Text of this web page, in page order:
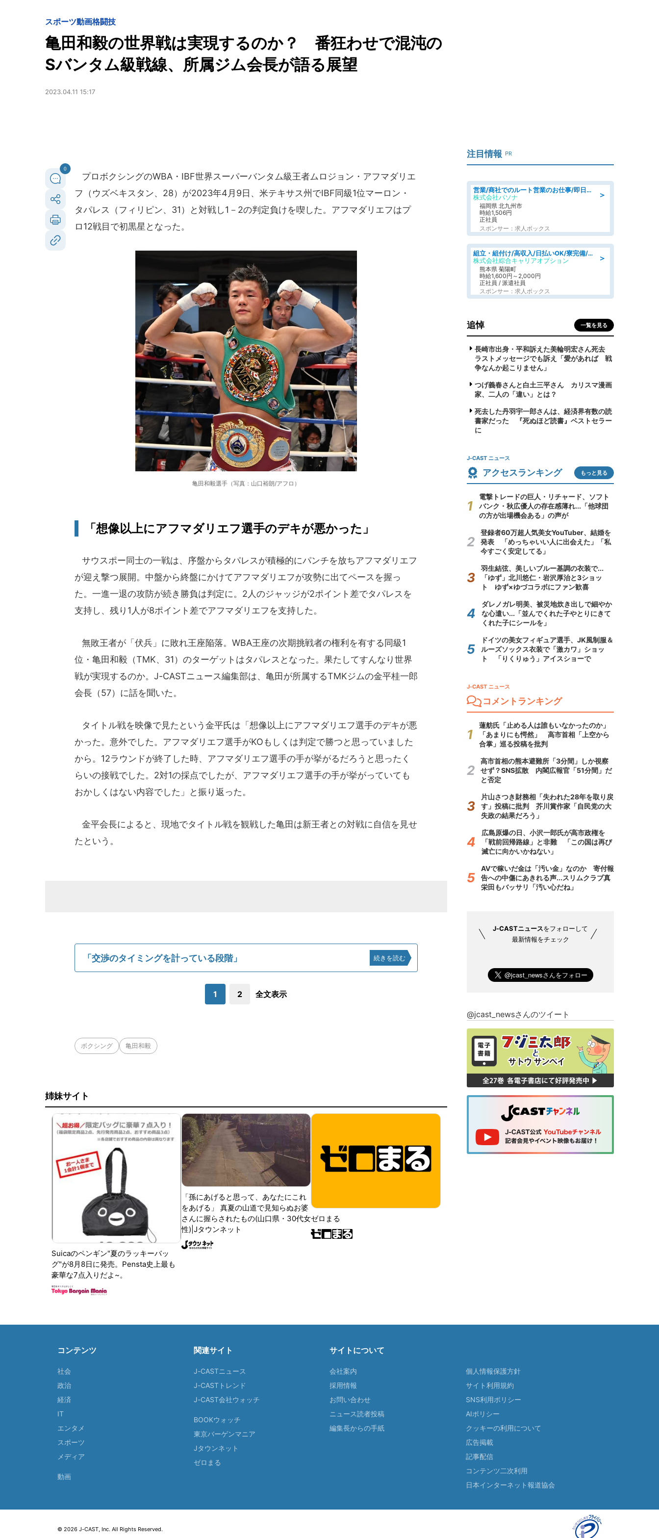
スポーツ動画格闘技
亀田和毅の世界戦は実現するのか？ 番狂わせで混沌の
Sバンタム級戦線、所属ジム会長が語る展望
2023.04.11 15:17
0
プロボクシングのWBA・IBF世界スーパーバンタム級王者ムロジョン・アフマダリエ
フ（ウズベキスタン、28）が2023年4月9日、米テキサス州でIBF同級1位マーロン・
タパレス（フィリピン、31）と対戦し1－2の判定負けを喫した。アフマダリエフはプ
ロ12戦目で初黒星となった。
亀田和毅選手（写真：山口裕朗/アフロ）
「想像以上にアフマダリエフ選手のデキが悪かった」
サウスポー同士の一戦は、序盤からタパレスが積極的にパンチを放ちアフマダリエフ
が迎え撃つ展開。中盤から終盤にかけてアフマダリエフが攻勢に出てペースを握っ
た。一進一退の攻防が続き勝負は判定に。2人のジャッジが2ポイント差でタパレスを
支持し、残り1人が8ポイント差でアフマダリエフを支持した。
無敗王者が「伏兵」に敗れ王座陥落。WBA王座の次期挑戦者の権利を有する同級1
位・亀田和毅（TMK、31）のターゲットはタパレスとなった。果たしてすんなり世界
戦が実現するのか。J-CASTニュース編集部は、亀田が所属するTMKジムの金平桂一郎
会長（57）に話を聞いた。
タイトル戦を映像で見たという金平氏は「想像以上にアフマダリエフ選手のデキが悪
かった。意外でした。アフマダリエフ選手がKOもしくは判定で勝つと思っていました
から。12ラウンドが終了した時、アフマダリエフ選手の手が挙がるだろうと思ったく
らいの接戦でした。2対1の採点でしたが、アフマダリエフ選手の手が挙がっていても
おかしくはない内容でした」と振り返った。
金平会長によると、現地でタイトル戦を観戦した亀田は新王者との対戦に自信を見せ
たという。
「交渉のタイミングを計っている段階」 続きを読む
1 2 全文表示
ボクシング 亀田和毅
姉妹サイト
Suicaのペンギン"夏のラッキーバッ
グ"が8月8日に発売。Pensta史上最も
豪華な7点入りだよ~。
「孫にあげると思って、あなたにこれ
をあげる」 真夏の山道で見知らぬお婆
さんに握らされたもの(山口県・30代女
性)|Jタウンネット
ゼロまる
注目情報 PR
＞
営業/商社でのルート営業のお仕事/即日勤務可/車通勤可/営業
株式会社パソナ
福岡県 北九州市
時給1,506円
正社員
スポンサー：求人ボックス
＞
組立・組付け/高収入/日払いOK/寮完備/交替制/20・30・40代活躍中
株式会社綜合キャリアオプション
熊本県 菊陽町
時給1,600円～2,000円
正社員 / 派遣社員
スポンサー：求人ボックス
追悼 一覧を見る
長崎市出身・平和訴えた美輪明宏さん死去
ラストメッセージでも訴え「愛があれば 戦
争なんか起こりません」
つげ義春さんと白土三平さん カリスマ漫画
家、二人の「違い」とは？
死去した丹羽宇一郎さんは、経済界有数の読
書家だった 『死ぬほど読書』ベストセラー
に
J-CAST ニュース
アクセスランキング もっと見る
電撃トレードの巨人・リチャード、ソフト
バンク・秋広優人の存在感薄れ...「他球団
の方が出場機会ある」の声が
登録者60万超人気美女YouTuber、結婚を
発表 「めっちゃいい人に出会えた」「私
今すごく安定してる」
羽生結弦、美しいブルー基調の衣装で...
「ゆず」北川悠仁・岩沢厚治と3ショッ
ト ゆず×ゆづコラボにファン歓喜
ダレノガレ明美、被災地炊き出しで細やか
な心遣い...「並んでくれた子やとりにきて
くれた子にシールを」
ドイツの美女フィギュア選手、JK風制服＆
ルーズソックス衣装で「激カワ」ショッ
ト 「りくりゅう」アイスショーで
J-CAST ニュース
コメントランキング
蓮舫氏「止める人は誰もいなかったのか」
「あまりにも愕然」 高市首相「上空から
合掌」巡る投稿を批判
高市首相の熊本避難所「3分間」しか視察
せず？SNS拡散 内閣広報官「51分間」だ
と否定
片山さつき財務相「失われた28年を取り戻
す」投稿に批判 芥川賞作家「自民党の大
失政の結果だろう」
広島原爆の日、小沢一郎氏が高市政権を
「戦前回帰路線」と非難 「この国は再び
滅亡に向かいかねない」
AVで稼いだ金は「汚い金」なのか 寄付報
告への中傷にあきれる声...スリムクラブ真
栄田もバッサリ「汚い心だね」
J-CASTニュースをフォローして
最新情報をチェック
@jcast_newsさんのツイート
コンテンツ
社会
政治
経済
IT
エンタメ
スポーツ
メディア
動画
関連サイト
J-CASTニュース
J-CASTトレンド
J-CAST会社ウォッチ
BOOKウォッチ
東京バーゲンマニア
Jタウンネット
ゼロまる
サイトについて
会社案内
採用情報
お問い合わせ
ニュース読者投稿
編集長からの手紙
個人情報保護方針
サイト利用規約
SNS利用ポリシー
AIポリシー
クッキーの利用について
広告掲載
記事配信
コンテンツ二次利用
日本インターネット報道協会
© 2026 J-CAST, Inc. All Rights Reserved.